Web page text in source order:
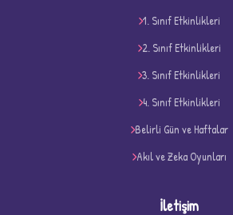
D
1. Sınıf Etkinlikleri
2. Sınıf Etkinlikleri
3. Sınıf Etkinlikleri
4. Sınıf Etkinlikleri
Belirli Gün ve Haftalar
Akıl ve Zeka Oyunları
İletişim